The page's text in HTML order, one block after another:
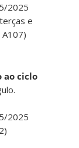
2025
e
ao ciclo
2025